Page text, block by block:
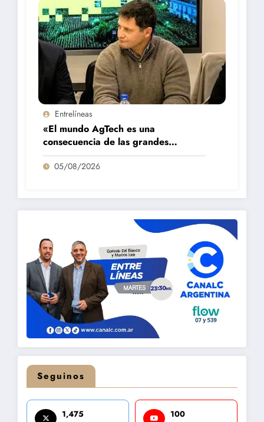
Entrelíneas
«El mundo AgTech es una
consecuencia de las grandes
fortalezas que tenemos en la región»
05/08/2026
Seguinos
1,475 100